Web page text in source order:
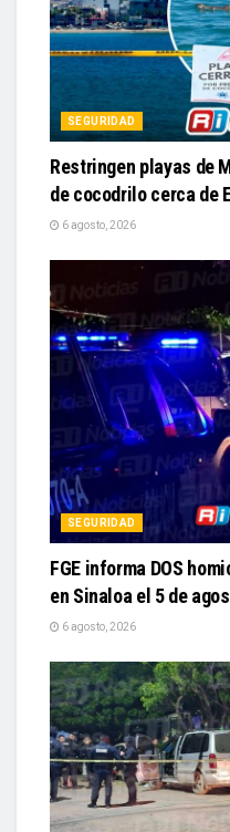
SEGURIDAD
Restringen playas de
de cocodrilo cerca de
6 agosto, 2026
SEGURIDAD
FGE informa DOS
en Sinaloa el 5 de
6 agosto, 2026